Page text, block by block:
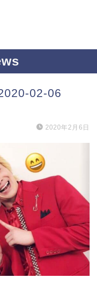
02-06
2020年2月6日